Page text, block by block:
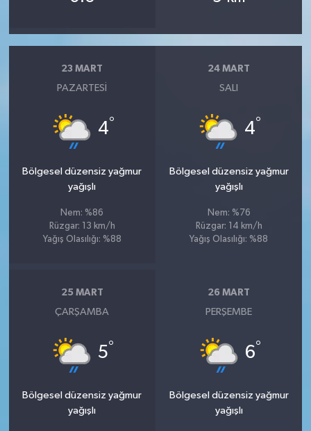
23 MART
PAZARTESI
4°
Bölgesel düzensiz yağmur
yağışlı
Nem: %86
Rüzgar: 13 km/h
Yağış Olasılığı: %88
24 MART
SALI
4°
Bölgesel düzensiz yağmur
yağışlı
Nem: %76
Rüzgar: 14 km/h
Yağış Olasılığı: %88
25 MART
ÇARŞAMBA
5°
Bölgesel düzensiz yağmur
yağışlı
26 MART
PERŞEMBE
6°
Bölgesel düzensiz yağmur
yağışlı